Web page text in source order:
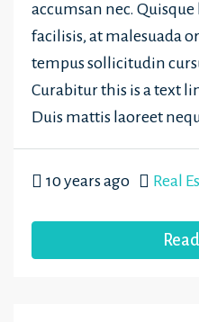
accumsan nec.
facilisis, at malesuada
tempus sollicitudin
Curabitur this is a text
Duis mattis laoreet
10 years ago Real